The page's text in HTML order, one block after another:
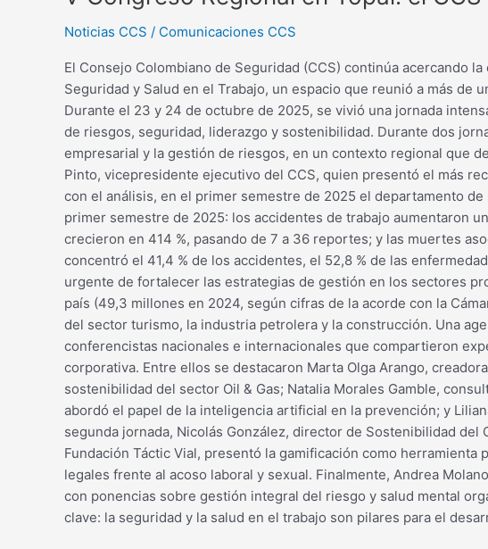
Noticias CCS / Comunicaciones CCS
El Consejo Colombiano de Seguridad (CCS) continúa acercando
Seguridad y Salud en el Trabajo, un espacio que reunió a más
Durante el 23 y 24 de octubre de 2025, se vivió una jornada
de riesgos, seguridad, liderazgo y sostenibilidad. Durante dos
empresarial y la gestión de riesgos, en un contexto regional que
Pinto, vicepresidente ejecutivo del CCS, quien presentó el más
con el análisis, en el primer semestre de 2025 el departamento
primer semestre de 2025: los accidentes de trabajo aumentaron
crecieron en 414 %, pasando de 7 a 36 reportes; y las muertes
concentró el 41,4 % de los accidentes, el 52,8 % de las
urgente de fortalecer las estrategias de gestión en los sectores
país (49,3 millones en 2024, según cifras de la acorde con la
del sector turismo, la industria petrolera y la construcción. Una
conferencistas nacionales e internacionales que compartieron
corporativa. Entre ellos se destacaron Marta Olga Arango,
sostenibilidad del sector Oil & Gas; Natalia Morales Gamble,
abordó el papel de la inteligencia artificial en la prevención; y
segunda jornada, Nicolás González, director de Sostenibilidad
Fundación Táctic Vial, presentó la gamificación como
legales frente al acoso laboral y sexual. Finalmente, Andrea
con ponencias sobre gestión integral del riesgo y salud mental
clave: la seguridad y la salud en el trabajo son pilares para el